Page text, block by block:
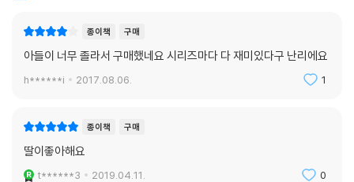
종이책 구매
아들이 너무 졸라서 구매했네요 시리즈마다 다 재미있다구 난리에요
h******i 2017.08.06. 1
종이책 구매
딸이좋아해요
t******3 2019.04.11. 0